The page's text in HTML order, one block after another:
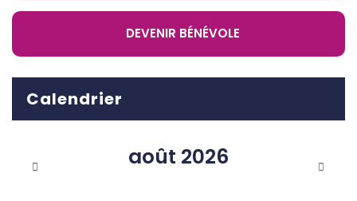
DEVENIR BÉNÉVOLE
Calendrier
août 2026